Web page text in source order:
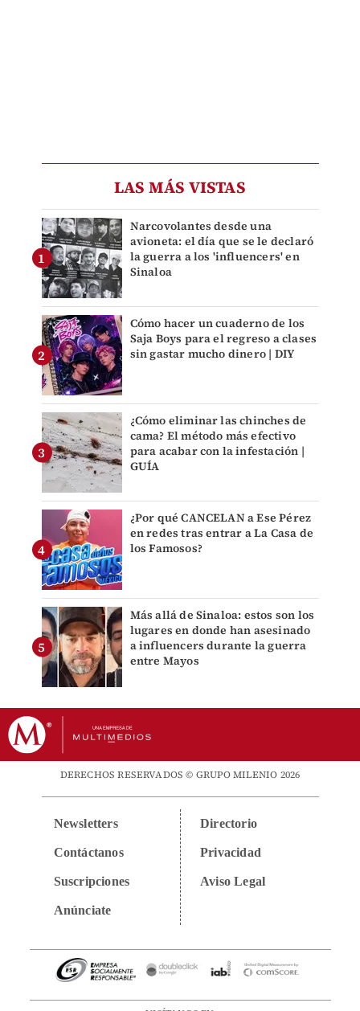
LAS MÁS VISTAS
Narcovolantes desde una
avioneta: el día que se le declaró
la guerra a los 'influencers' en
Sinaloa
Cómo hacer un cuaderno de los
Saja Boys para el regreso a clases
sin gastar mucho dinero | DIY
¿Cómo eliminar las chinches de
cama? El método más efectivo
para acabar con la infestación |
GUÍA
¿Por qué CANCELAN a Ese Pérez
en redes tras entrar a La Casa de
los Famosos?
Más allá de Sinaloa: estos son los
lugares en donde han asesinado
a influencers durante la guerra
entre Mayos
DERECHOS RESERVADOS © GRUPO MILENIO 2026
Newsletters
Contáctanos
Suscripciones
Anúnciate
Directorio
Privacidad
Aviso Legal